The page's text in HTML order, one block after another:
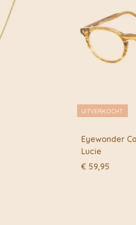
UITVERKOCHT
Eyewonder
Lucie
€ 59,95